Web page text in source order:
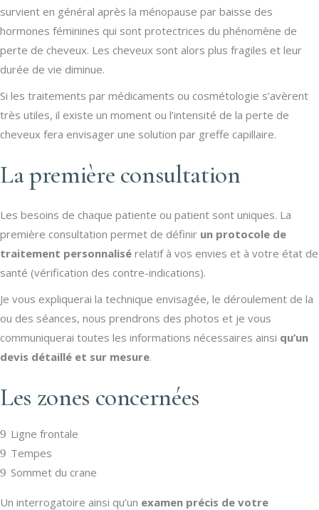
survient en général après la ménopause par baisse des
hormones féminines qui sont protectrices du phénomène de
perte de cheveux. Les cheveux sont alors plus fragiles et leur
durée de vie diminue.
Si les traitements par médicaments ou cosmétologie s’avèrent
très utiles, il existe un moment ou l’intensité de la perte de
cheveux fera envisager une solution par greffe capillaire.
La première consultation
Les besoins de chaque patiente ou patient sont uniques. La
première consultation permet de définir un protocole de
traitement personnalisé relatif à vos envies et à votre état de
santé (vérification des contre-indications).
Je vous expliquerai la technique envisagée, le déroulement de la
ou des séances, nous prendrons des photos et je vous
communiquerai toutes les informations nécessaires ainsi qu’un
devis détaillé et sur mesure.
Les zones concernées
Ligne frontale
Tempes
Sommet du crane
Un interrogatoire ainsi qu’un examen précis de votre